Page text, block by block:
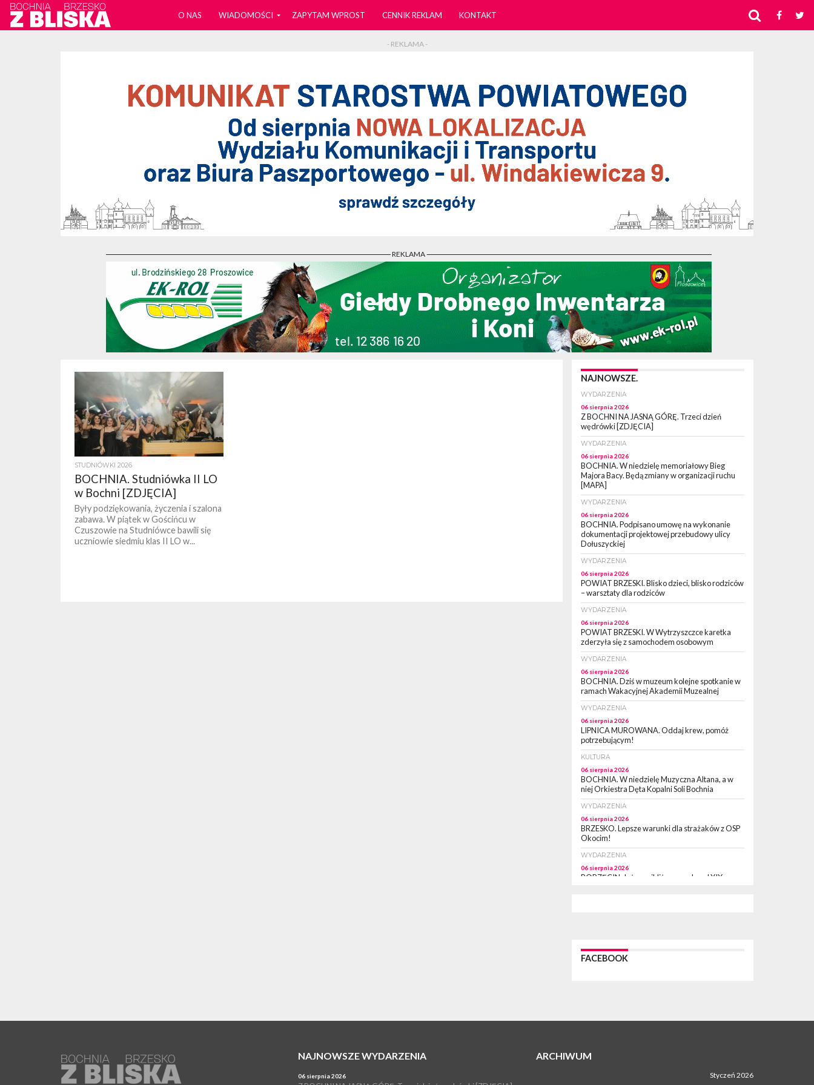
O NAS WIADOMOŚCI ZAPYTAM WPROST CENNIK REKLAM KONTAKT
- REKLAMA -
- REKLAMA -
STUDNIÓWKI 2026
BOCHNIA. Studniówka II LO
w Bochni [ZDJĘCIA]
Były podziękowania, życzenia i szalona
zabawa. W piątek w Gościńcu w
Czuszowie na Studniówce bawili się
uczniowie siedmiu klas II LO w...
NAJNOWSZE.
WYDARZENIA
06 sierpnia 2026
Z BOCHNI NA JASNĄ GÓRĘ. Trzeci dzień
wędrówki [ZDJĘCIA]
WYDARZENIA
06 sierpnia 2026
BOCHNIA. W niedzielę memoriałowy Bieg
Majora Bacy. Będą zmiany w organizacji ruchu
[MAPA]
WYDARZENIA
06 sierpnia 2026
BOCHNIA. Podpisano umowę na wykonanie
dokumentacji projektowej przebudowy ulicy
Dołuszyckiej
WYDARZENIA
06 sierpnia 2026
POWIAT BRZESKI. Blisko dzieci, blisko rodziców
– warsztaty dla rodziców
WYDARZENIA
06 sierpnia 2026
POWIAT BRZESKI. W Wytrzyszczce karetka
zderzyła się z samochodem osobowym
WYDARZENIA
06 sierpnia 2026
BOCHNIA. Dziś w muzeum kolejne spotkanie w
ramach Wakacyjnej Akademii Muzealnej
WYDARZENIA
06 sierpnia 2026
LIPNICA MUROWANA. Oddaj krew, pomóż
potrzebującym!
KULTURA
06 sierpnia 2026
BOCHNIA. W niedzielę Muzyczna Altana, a w
niej Orkiestra Dęta Kopalni Soli Bochnia
WYDARZENIA
06 sierpnia 2026
BRZESKO. Lepsze warunki dla strażaków z OSP
Okocim!
WYDARZENIA
06 sierpnia 2026
BORZĘCIN. Już w najbliższy weekend XIX
WYDARZENIA
WYDARZENIA
zespół Kombi [PROGRAM]
FACEBOOK
NAJNOWSZE WYDARZENIA
06 sierpnia 2026
ARCHIWUM
Styczeń 2026